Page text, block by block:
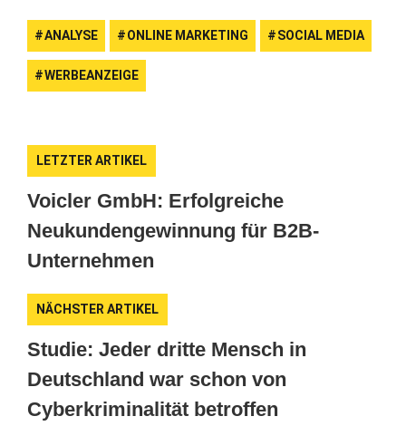
ANALYSE ONLINE MARKETING SOCIAL MEDIA
WERBEANZEIGE
LETZTER ARTIKEL
Voicler GmbH: Erfolgreiche
Neukundengewinnung für B2B-
Unternehmen
NÄCHSTER ARTIKEL
Studie: Jeder dritte Mensch in
Deutschland war schon von
Cyberkriminalität betroffen